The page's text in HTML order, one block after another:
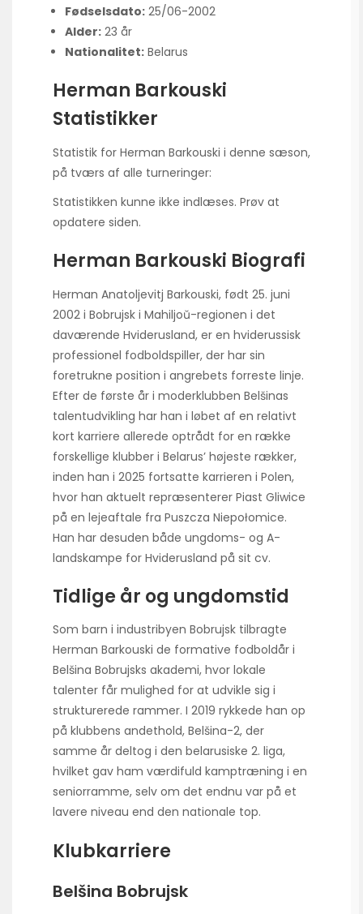
Fødselsdato: 25/06-2002
Alder: 23 år
Nationalitet: Belarus
Herman Barkouski
Statistikker
Statistik for Herman Barkouski i denne sæson,
på tværs af alle turneringer:
Statistikken kunne ikke indlæses. Prøv at
opdatere siden.
Herman Barkouski Biografi
Herman Anatoljevitj Barkouski, født 25. juni
2002 i Bobrujsk i Mahiljoŭ-regionen i det
daværende Hviderusland, er en hviderussisk
professionel fodboldspiller, der har sin
foretrukne position i angrebets forreste linje.
Efter de første år i moderklubben Belšinas
talentudvikling har han i løbet af en relativt
kort karriere allerede optrådt for en række
forskellige klubber i Belarus’ højeste rækker,
inden han i 2025 fortsatte karrieren i Polen,
hvor han aktuelt repræsenterer Piast Gliwice
på en lejeaftale fra Puszcza Niepołomice.
Han har desuden både ungdoms- og A-
landskampe for Hviderusland på sit cv.
Tidlige år og ungdomstid
Som barn i industribyen Bobrujsk tilbragte
Herman Barkouski de formative fodboldår i
Belšina Bobrujsks akademi, hvor lokale
talenter får mulighed for at udvikle sig i
strukturerede rammer. I 2019 rykkede han op
på klubbens andethold, Belšina-2, der
samme år deltog i den belarusiske 2. liga,
hvilket gav ham værdifuld kamptræning i en
seniorramme, selv om det endnu var på et
lavere niveau end den nationale top.
Klubkarriere
Belšina Bobrujsk